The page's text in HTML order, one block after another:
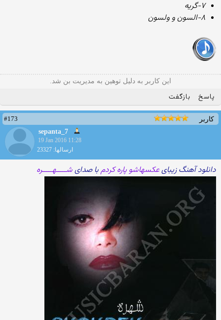
۷-گریه
۸-السون و ولسون
این کاربر به دلیل توهین به مدیریت بن شد.
پاسخ بازگفت
کاربر
#173
sepanta_7
19 Jan 2016 11:28
ارسالها: 23327
دانلود آهنگ زیبایعکسهاشو پاره کردمبا صدایشـــــهـــــره